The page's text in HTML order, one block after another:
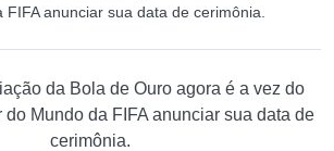
anunciar sua data de cerimônia.
da Bola de Ouro agora é a vez do
do Mundo da FIFA anunciar sua data de
cerimônia.